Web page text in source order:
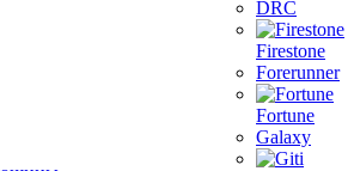
DRC
Firestone
Forerunner
Fortune
Galaxy